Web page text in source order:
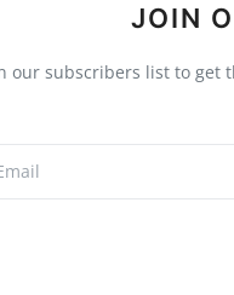
JOIN
our subscribers list to get
NEXT ARTICLE
वंदे गंगा जल संरक्षण